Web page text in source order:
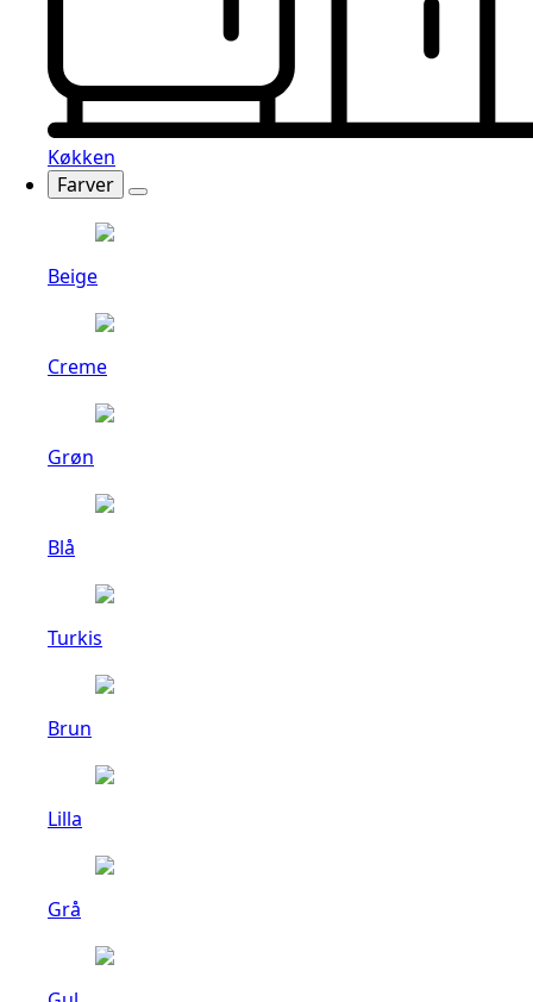
Køkken
Farver
Beige
Creme
Grøn
Blå
Turkis
Brun
Lilla
Grå